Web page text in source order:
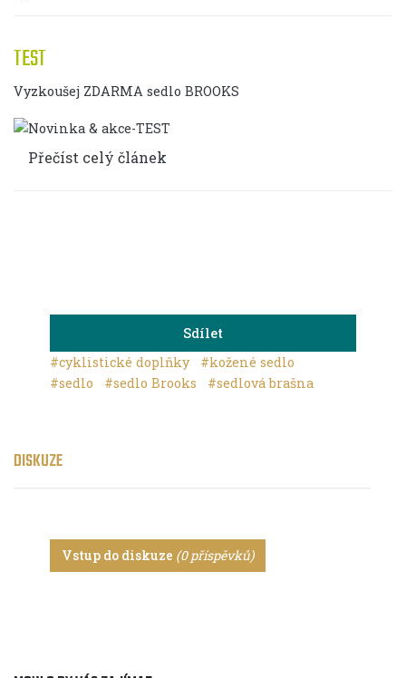
TEST
Vyzkoušej ZDARMA sedlo BROOKS
Přečíst celý článek
Sdílet
#cyklistické doplňky
#kožené sedlo
#sedlo
#sedlo Brooks #sedlová brašna
DISKUZE
Vstup do diskuze (0 příspěvků)